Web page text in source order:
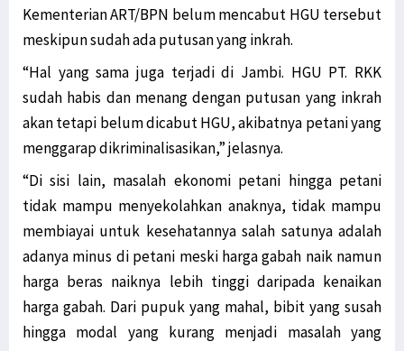
Kementerian ART/BPN belum mencabut HGU tersebut
meskipun sudah ada putusan yang inkrah.
“Hal yang sama juga terjadi di Jambi. HGU PT. RKK
sudah habis dan menang dengan putusan yang inkrah
akan tetapi belum dicabut HGU, akibatnya petani yang
menggarap dikriminalisasikan,” jelasnya.
“Di sisi lain, masalah ekonomi petani hingga petani
tidak mampu menyekolahkan anaknya, tidak mampu
membiayai untuk kesehatannya salah satunya adalah
adanya minus di petani meski harga gabah naik namun
harga beras naiknya lebih tinggi daripada kenaikan
harga gabah. Dari pupuk yang mahal, bibit yang susah
hingga modal yang kurang menjadi masalah yang